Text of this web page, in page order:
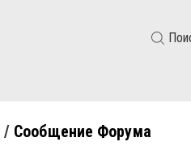
/ Сообщение Форума